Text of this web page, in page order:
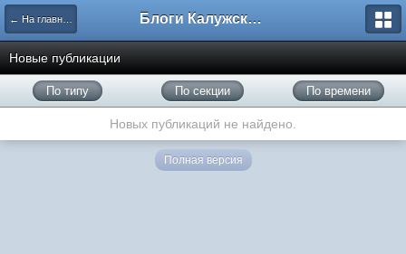
← На главную Блоги Калужского перекрестка
Новые публикации
По типу По секции По времени
Новых публикаций не найдено.
Полная версия